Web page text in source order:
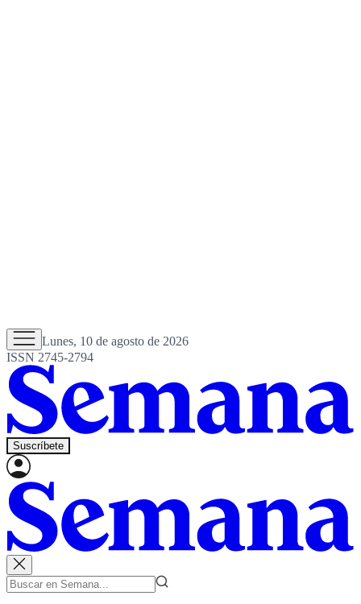
Lunes, 10 de agosto de 2026
ISSN 2745-2794
Suscríbete